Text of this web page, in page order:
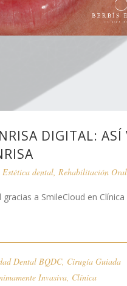
DIGITAL:
Estética dental Rehabilitación Oral
a SmileCloud en Clínica
Dental BQDC, Cirugía Guiada
Invasiva Clínica